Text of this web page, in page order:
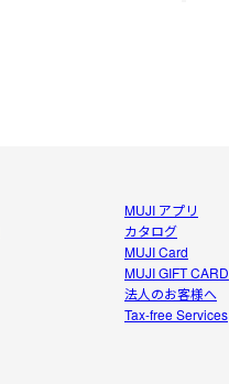
MUJI アプリ
カタログ
MUJI Card
MUJI GIFT CARD
法人のお客様へ
Tax-free Services